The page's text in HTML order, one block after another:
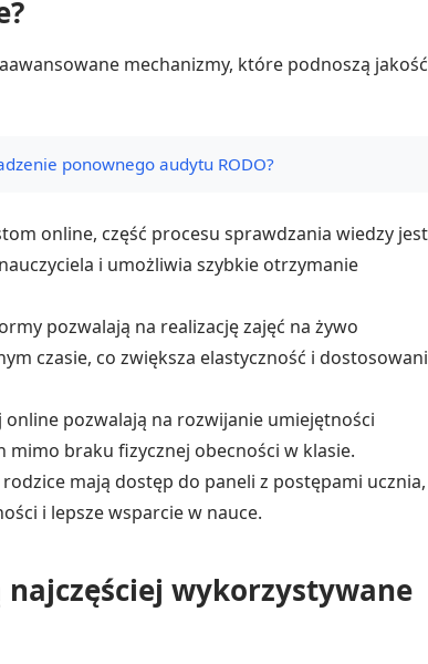
mechanizmy, które podnoszą jakość
ponownego audytu RODO?
online, część procesu sprawdzania wiedzy jest
i umożliwia szybkie otrzymanie
pozwalają na realizację zajęć na żywo
czasie, co zwiększa elastyczność i
online pozwalają na rozwijanie umiejętności
mimo braku fizycznej obecności w klasie.
rodzice mają dostęp do paneli z postępami ucznia,
i lepsze wsparcie w nauce.
wykorzystywane